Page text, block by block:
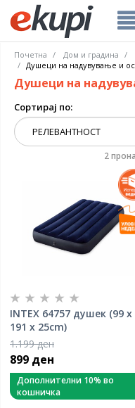
Почетна Дом и градина
Душеци на надувување и
Душеци на
Сортирај по:
2
INTEX 64757 душек (99 x
191 x 25cm)
1.199 ден
899 ден
Дополнителни 10% во
кошничка